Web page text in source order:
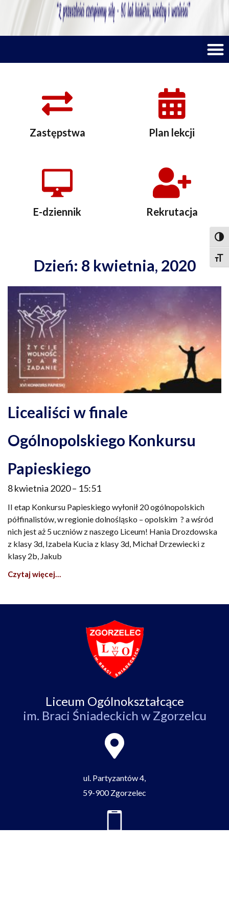
Zastępstwa Plan lekcji
E-dziennik Rekrutacja
Dzień: 8 kwietnia, 2020
Licealiści w finale
Ogólnopolskiego Konkursu
Papieskiego
8 kwietnia 2020 15:51
II etap Konkursu Papieskiego wyłonił 20 ogólnopolskich
półfinalistów, w regionie dolnośląsko – opolskim ? a wśród
nich jest aż 5 uczniów z naszego Liceum! Hania Drozdowska
z klasy 3d, Izabela Kucia z klasy 3d, Michał Drzewiecki z
klasy 2b, Jakub
Czytaj więcej…
Liceum Ogólnokształcące
im. Braci Śniadeckich w Zgorzelcu
ul. Partyzantów 4,
59-900 Zgorzelec